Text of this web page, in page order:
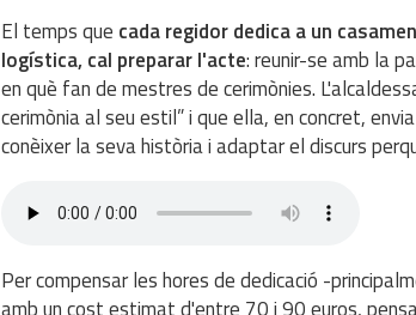
El temps que cada regidor dedica a un
logística, cal preparar l'acte: reunir-se amb la
en què fan de mestres de cerimònies.
cerimònia al seu estil” i que ella, en concret,
conèixer la seva història i adaptar el discurs
Per compensar les hores de dedicació -